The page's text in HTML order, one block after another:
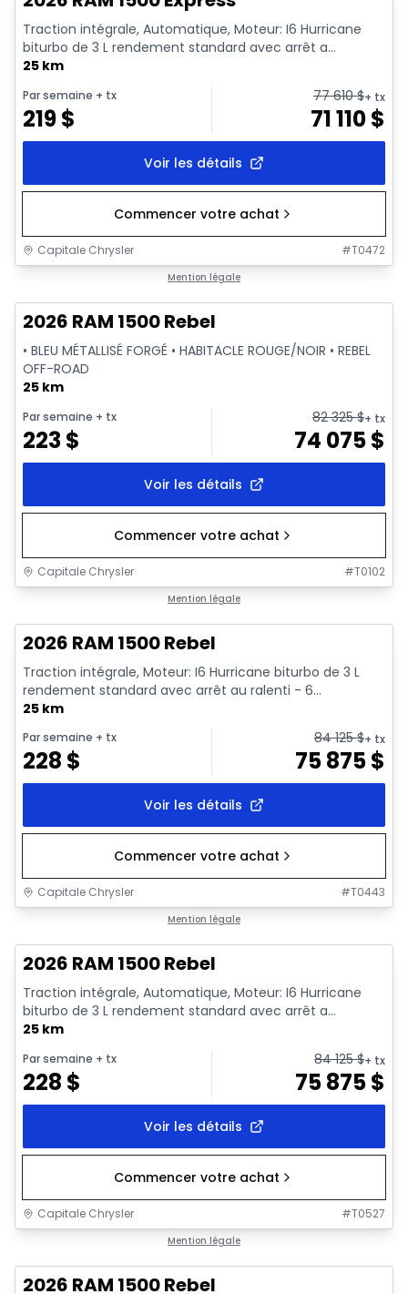
Traction intégrale, Automatique, Moteur: I6 Hurricane
biturbo de 3 L rendement standard avec arrêt a...
25 km
Par semaine + tx
219$
77 610$+ tx
71 110$
Voir les détails
Commencer votre achat
Capitale Chrysler #T0472
Mention légale
2026 RAM 1500 Rebel
• BLEU MÉTALLISÉ FORGÉ • HABITACLE ROUGE/NOIR • REBEL
OFF-ROAD
25 km
Par semaine + tx
223$
82 325$+ tx
74 075$
Voir les détails
Commencer votre achat
Capitale Chrysler #T0102
Mention légale
2026 RAM 1500 Rebel
Traction intégrale, Moteur: I6 Hurricane biturbo de 3 L
rendement standard avec arrêt au ralenti - 6...
25 km
Par semaine + tx
228 $
84 125$+ tx
75 875$
Voir les détails
Commencer votre achat
Capitale Chrysler #T0443
Mention légale
2026 RAM 1500 Rebel
Traction intégrale, Automatique, Moteur: I6 Hurricane
biturbo de 3 L rendement standard avec arrêt a...
25 km
Par semaine + tx
228 $
84 125$+ tx
75 875$
Voir les détails
Commencer votre achat
Capitale Chrysler #T0527
Mention légale
2026 RAM 1500 Rebel